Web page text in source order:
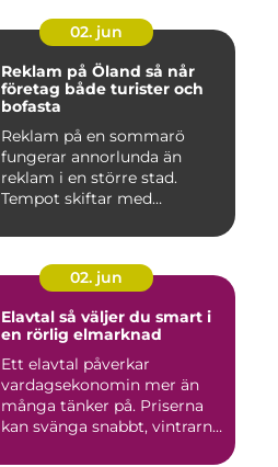
02. jun
Reklam på Öland så når
företag både turister och
bofasta
Reklam på en sommarö
fungerar annorlunda än
reklam i en större stad.
Tempot skiftar med
02. jun
Elavtal så väljer du smart i
en rörlig elmarknad
Ett elavtal påverkar
vardagsekonomin mer än
många tänker på. Priserna
kan svänga snabbt, vintrarna